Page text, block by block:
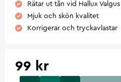
Rätar ut tån vid Hallux Valgus
Mjuk och skön kvalitet
Korrigerar och tryckavlastar
99 kr